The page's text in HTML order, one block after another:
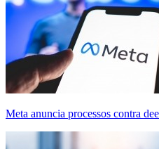
Meta anuncia processos contra